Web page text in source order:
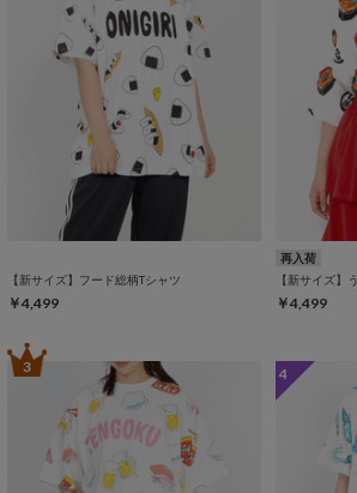
【新サイズ】フード総柄Tシャツ
￥4,499
再入荷
【新サイズ】
￥4,499
3 4